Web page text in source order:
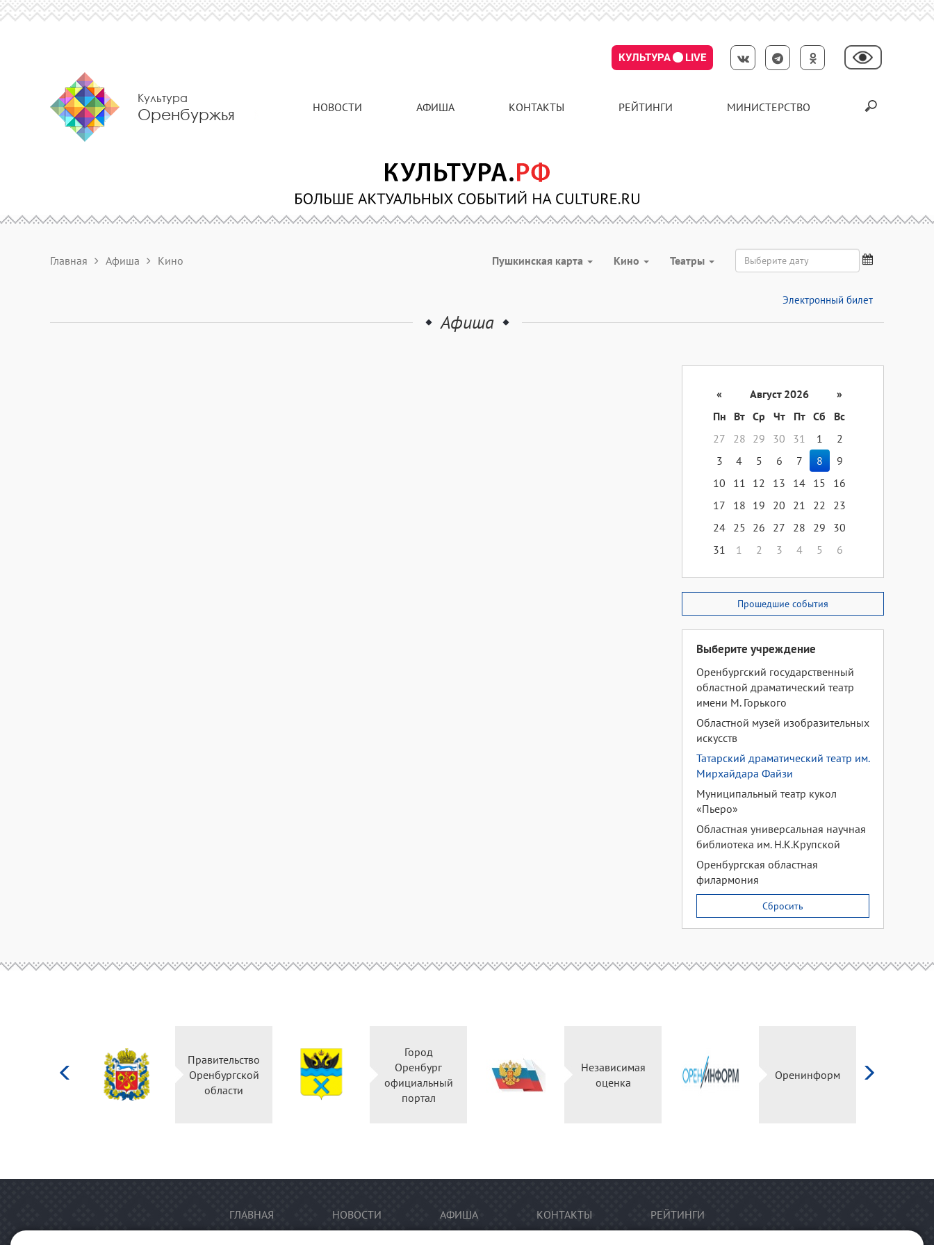
КУЛЬТУРА LIVE
Культура
Оренбуржья НОВОСТИ АФИША КОНТАКТЫ РЕЙТИНГИ МИНИСТЕРСТВО
Главная Афиша Кино Пушкинская карта Кино Театры
Электронный билет
Афиша
« Август 2026
»
Пн
Вт Ср Чт Пт Сб
Вс
27
28 29 30 31 1
2
3
4 5 6 7 8
9
10
11 12 13 14 15
16
17
18 19 20 21 22
23
24 25 26 27 28 29
30
31
1 2 3 4 5 6
Прошедшие события
Выберите учреждение
Оренбургский государственный
областной драматический театр
имени М. Горького
Областной музей изобразительных
искусств
Татарский драматический театр им.
Мирхайдара Файзи
Муниципальный театр кукол
«Пьеро»
Областная универсальная научная
библиотека им. Н.К.Крупской
Оренбургская областная
филармония
Сбросить
Правительство
Оренбургской
области
Город
Оренбург
официальный
портал
Независимая
оценка
Оренинформ
ГЛАВНАЯ НОВОСТИ АФИША КОНТАКТЫ РЕЙТИНГИ